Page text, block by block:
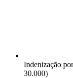
Indenização
30.000)